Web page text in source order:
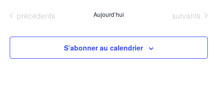
de
date.Évènements
précédents Aujourd’hui Évènements
suivants
S’abonner au calendrier